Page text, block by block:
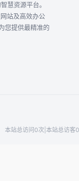
慧资源平台。
站及高效办公
您提供最精准的
本站总访问0次 本站总访客